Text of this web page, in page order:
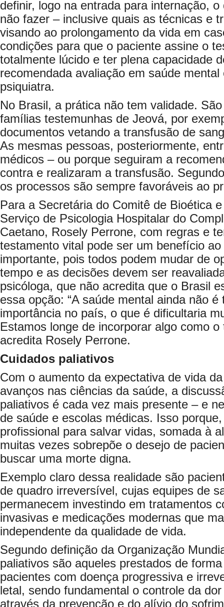
definir, logo na entrada para internação,
não fazer – inclusive quais as técnicas e
visando ao prolongamento da vida em
condições para que o paciente assine o
totalmente lúcido e ter plena capacidade
recomendada avaliação em saúde
psiquiatra.
No Brasil, a prática não tem validade.
famílias testemunhas de Jeová, por
documentos vetando a transfusão de
As mesmas pessoas, posteriormente,
médicos – ou porque seguiram a
contra e realizaram a transfusão.
os processos são sempre favoráveis ao
Para a Secretária do Comitê de Bioética
Serviço de Psicologia Hospitalar do
Caetano, Rosely Perrone, com regras e
testamento vital pode ser um benefício ao
importante, pois todos podem mudar de
tempo e as decisões devem ser
psicóloga, que não acredita que o Brasil
essa opção: “A saúde mental ainda não
importância no país, o que é dificultaria
Estamos longe de incorporar algo como o
acredita Rosely Perrone.
Cuidados paliativos
Com o aumento da expectativa de vida
avanços nas ciências da saúde, a
paliativos é cada vez mais presente – e
de saúde e escolas médicas. Isso
profissional para salvar vidas, somada à
muitas vezes sobrepõe o desejo de
buscar uma morte digna.
Exemplo claro dessa realidade são
de quadro irreversível, cujas equipes de
permanecem investindo em tratamentos
invasivas e medicações modernas que
independente da qualidade de vida.
Segundo definição da Organização
paliativos são aqueles prestados de
pacientes com doença progressiva e
letal, sendo fundamental o controle da
através da prevenção e do alívio do